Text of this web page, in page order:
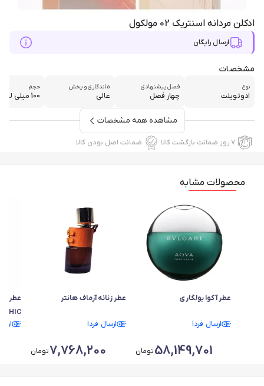
ادکلن مردانه اسنتریک 02 مولکول
ارسال رایگان
مشخصات
نوع
ادوتویلت
فصل پیشنهادی
چهار فصل
ماندگاری و پخش
عالی
حجم
100 میلی لیتر
مشاهده همه مشخصات
۷ روز ضمانت بازگشت کالا ضمانت اصل بودن کالا
محصولات مشابه
عطر آکوا بولگاری
ارسال فردا
58,149,701تومان
عطر زنانه آرماف هانتر
ارسال فردا
7,768,200تومان
عطر
CHIC